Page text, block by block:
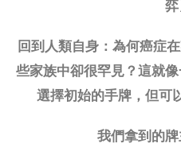
弈
回到人類自身：為何癌症
些家族中卻很罕見？這就
選擇初始的手牌，但可
我們拿到的牌